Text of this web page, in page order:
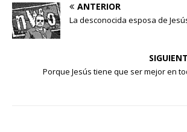
ANTERIOR
La desconocida esposa de
Porque Jesús tiene que ser mejor en